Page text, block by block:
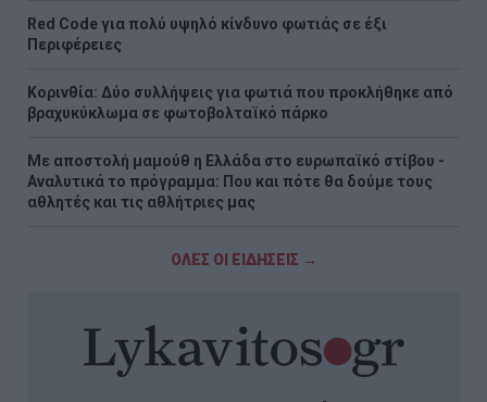
Red Code για πολύ υψηλό κίνδυνο φωτιάς σε έξι
Περιφέρειες
Κορινθία: Δύο συλλήψεις για φωτιά που προκλήθηκε από
βραχυκύκλωμα σε φωτοβολταϊκό πάρκο
Με αποστολή μαμούθ η Ελλάδα στο ευρωπαϊκό στίβου -
Αναλυτικά το πρόγραμμα: Που και πότε θα δούμε τους
αθλητές και τις αθλήτριες μας
ΟΛΕΣ ΟΙ ΕΙΔΗΣΕΙΣ →